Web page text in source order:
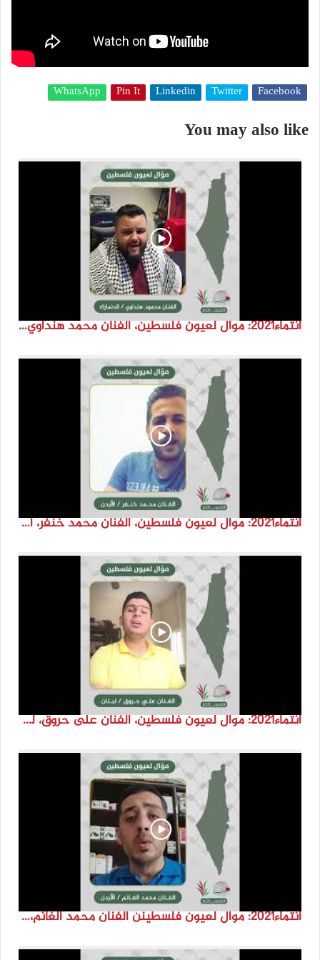
Facebook
Twitter
Linkedin
Pin It
WhatsApp
You may also like
انتماء2021: موال لعيون فلسطين، الفنان محمد هنداوي ، الدنمارك
انتماء2021: موال لعيون فلسطين، الفنان محمد خنفر، الاردن
انتماء2021: موال لعيون فلسطين، الفنان على حروق، لبنان
انتماء2021: موال لعيون فلسطينن الفنان محمد الغانم، الاردن